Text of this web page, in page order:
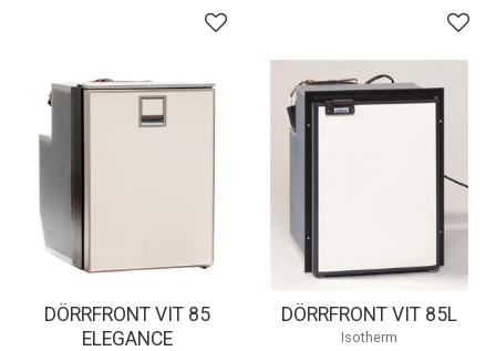
Lägg till i favoriter
DÖRRFRONT VIT 85
ELEGANCE
DÖRRFRONT VIT 85L
Isotherm